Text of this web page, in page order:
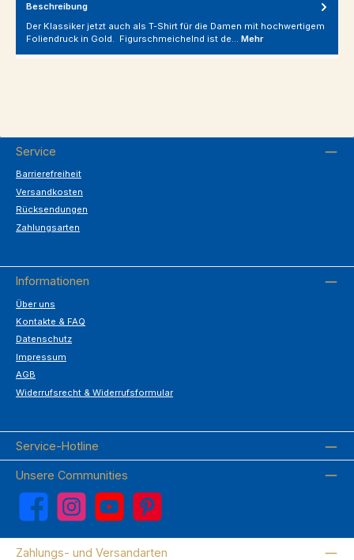
Beschreibung
Der Klassiker jetzt auch als T-Shirt für die Damen mit hochwertigem
Foliendruck in Gold. Figurschmeichelnd ist de… Mehr
Service
Barrierefreiheit
Versandkosten
Rücksendungen
Zahlungsarten
Informationen
Über uns
Kontakte & FAQ
Datenschutz
Impressum
AGB
Widerrufsrecht & Widerrufsformular
Service-Hotline
Unsere Communities
Facebook Instagram YouTube Pinterest
Zahlungs- und Versandarten